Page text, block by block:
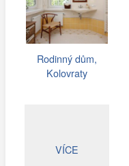
Rodinný dům,
Kolovraty
VÍCE